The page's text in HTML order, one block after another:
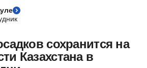
сохранится на
Казахстана в